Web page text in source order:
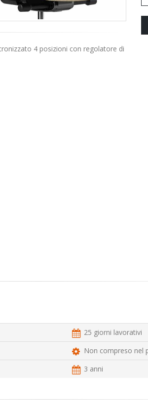
4 posizioni con regolatore di
25 giorni lavorativi
Non compreso nel
3 anni